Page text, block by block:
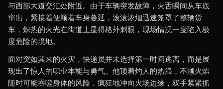
与西部大道交汇处附近。由于车辆突发故障，火舌瞬间从车底
窜出，紧接着便顺着车身蔓延，滚滚浓烟迅速笼罩了整辆货
车，炽热的火光在街道上显得格外刺眼，现场情况一度陷入极
度危险的境地。
面对突如其来的火灾，快递员并未选择第一时间逃离，而是展
现出了惊人的职业本能与勇气。他顶着灼人的热浪，不顾火焰
随时可能吞噬身体的风险，疯狂地冲向火场边缘，双手紧紧抓